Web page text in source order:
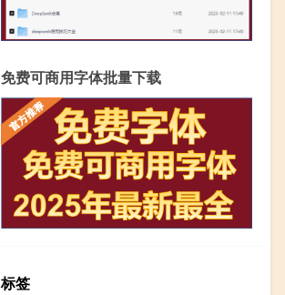
免费可商用字体批量下载
标签